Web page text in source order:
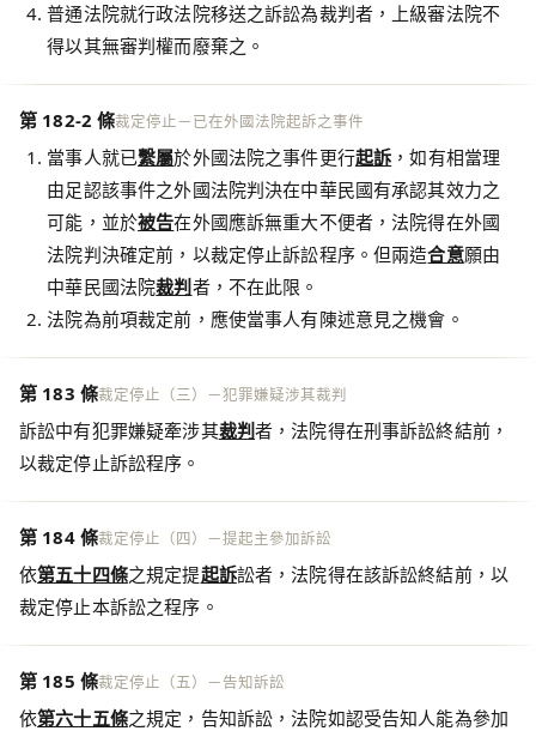
普通法院就行政法院移送之訴訟為裁判者，上級審法院不
得以其無審判權而廢棄之。
第 182-2 條裁定停止－已在外國法院起訴之事件
當事人就已繫屬於外國法院之事件更行起訴 ，如有相當理
由足認該事件之外國法院判決在中華民國有承認其效力之
可能，並於被告在外國應訴無重大不便者，法院得在外國
法院判決確定前，以裁定停止訴訟程序。但兩造合意願由
中華民國法院裁判 者，不在此限。
法院為前項裁定前，應使當事人有陳述意見之機會。
第 183 條裁定停止（三）－犯罪嫌疑涉其裁判
訴訟中有犯罪嫌疑牽涉其裁判者，法院得在刑事訴訟終結前，
以裁定停止訴訟程序。
第 184 條裁定停止（四）－提起主參加訴訟
依第五十四條之規定提起訴訟者，法院得在該訴訟終結前，以
裁定停止本訴訟之程序。
第 185 條裁定停止（五）－告知訴訟
依第六十五條之規定，告知訴訟，法院如認受告知人能為參加